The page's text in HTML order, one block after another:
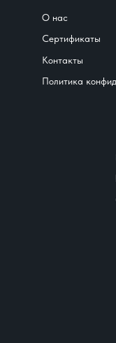
Сертификаты
Контакты
Политика
О нас